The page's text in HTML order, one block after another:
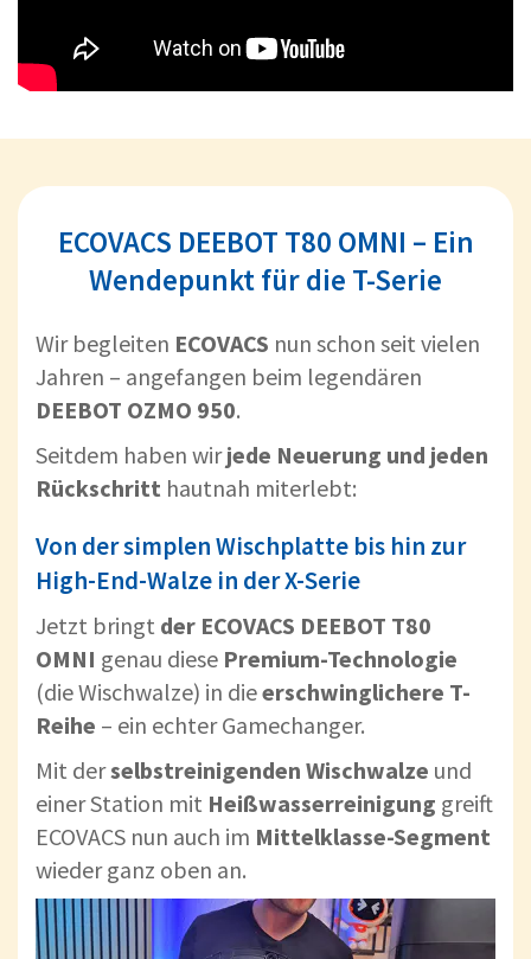
ECOVACS DEEBOT T80 OMNI – Ein
Wendepunkt für die T-Serie
Wir begleiten ECOVACS nun schon seit vielen
Jahren – angefangen beim legendären
DEEBOT OZMO 950.
Seitdem haben wirjede Neuerung und jeden
Rückschritt hautnah miterlebt:
Von der simplen Wischplatte bis hin zur
High-End-Walze in der X-Serie
Jetzt bringt der ECOVACS DEEBOT T80
OMNI genau diese Premium-Technologie
(die Wischwalze) in dieerschwinglichere T-
Reihe – ein echter Gamechanger.
Mit derselbstreinigenden Wischwalze und
einer Station mit Heißwasserreinigung greift
ECOVACS nun auch im Mittelklasse-Segment
wieder ganz oben an.